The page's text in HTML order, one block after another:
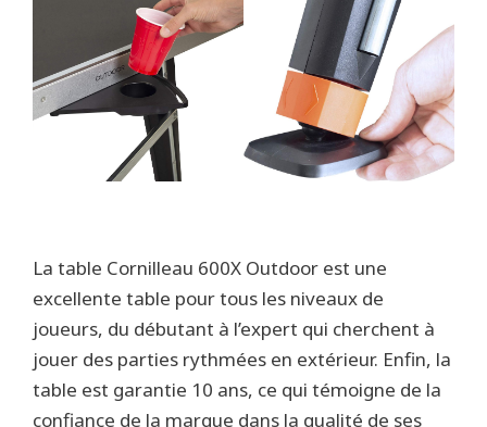
La table Cornilleau 600X Outdoor est une
excellente table pour tous les niveaux de
joueurs, du débutant à l’expert qui cherchent à
jouer des parties rythmées en extérieur. Enfin, la
table est garantie 10 ans, ce qui témoigne de la
confiance de la marque dans la qualité de ses